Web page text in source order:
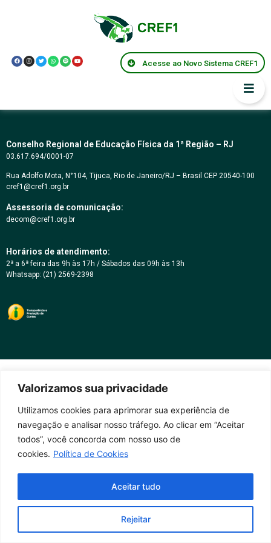
Valorizamos sua privacidade
Utilizamos cookies para aprimorar sua experiência de
navegação e analisar nosso tráfego. Ao clicar em “Aceitar
todos”, você concorda com nosso uso de
cookies. Política de Cookies
Rejeitar
Aceitar tudo
Acesse ao Novo Sistema CREF1
DISPENSA
ELETRÔNICA Nº
004/2024
Conselho Regional de Educação Física da 1ª Região – RJ
03.617.694/0001-07
Rua Adolfo Mota, N°104, Tijuca, Rio de Janeiro/RJ – Brasil CEP 20540-100
cref1@cref1.org.br
Assessoria de comunicação:
decom@cref1.org.br
Horários de atendimento:
2ª a 6ª feira das 9h às 17h / Sábados das 09h às 13h
Whatsapp: (21) 2569-2398